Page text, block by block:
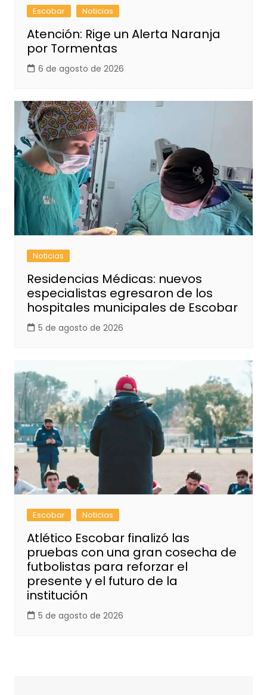
Escobar Noticias
Atención: Rige un Alerta Naranja
por Tormentas
6 de agosto de 2026
Noticias
Residencias Médicas: nuevos
especialistas egresaron de los
hospitales municipales de Escobar
5 de agosto de 2026
Escobar Noticias
Atlético Escobar finalizó las
pruebas con una gran cosecha de
futbolistas para reforzar el
presente y el futuro de la
institución
5 de agosto de 2026